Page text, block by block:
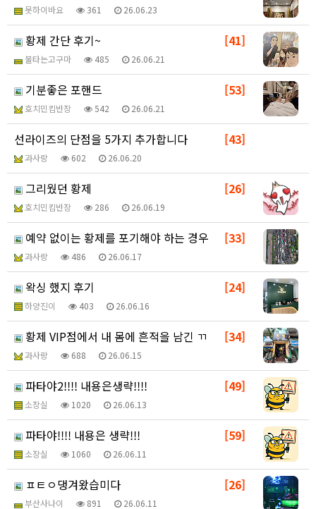
못하이바요 361 26.06.23
[41]
황제 간단 후기~
불타는고구마 485 26.06.21
[53]
기분좋은 포핸드
호치민킴반장 542 26.06.21
[43]
선라이즈의 단점을 5가지 추가합니다
과사랑 602 26.06.20
[26]
그리웠던 황제
호치민킴반장 286 26.06.19
[33]
예약 없이는 황제를 포기해야 하는 경우
과사랑 486 26.06.17
[24]
왁싱 했지 후기
하양진이 403 26.06.16
[34]
황제 VIP점에서 내 몸에 흔적을 남긴 ㄲ
과사랑 688 26.06.15
[49]
파타야2!!!! 내용은생략!!!!
소장실 1020 26.06.13
[59]
파타야!!!! 내용은 생략!!!
소장실 1060 26.06.11
[26]
ㅍㅌㅇ댕겨왔습미다
부산사나이 891 26.06.11